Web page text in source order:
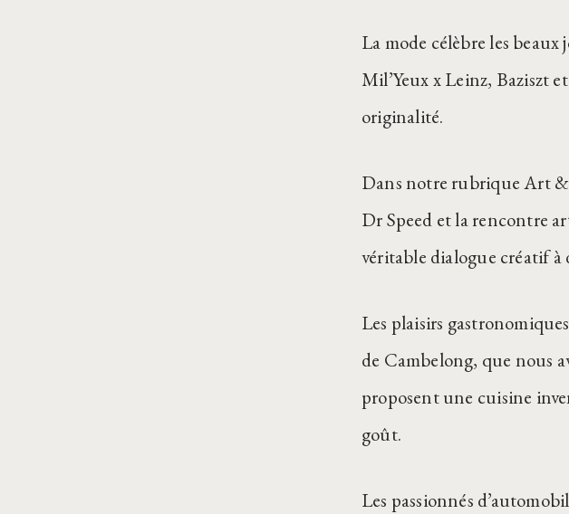
La mode célèbre les beaux
Mil’Yeux x Leinz, Baziszt
originalité.
Dans notre rubrique Art &
Dr Speed et la rencontre
véritable dialogue créatif à
Les plaisirs
de Cambelong, que nous
proposent une cuisine
goût.
Les passionnés